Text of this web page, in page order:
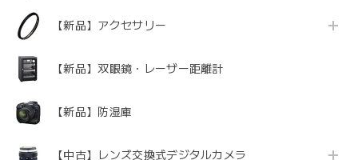
【新品】アクセサリー
【新品】双眼鏡・レーザー距離計
【新品】防湿庫
【中古】レンズ交換式デジタルカメラ